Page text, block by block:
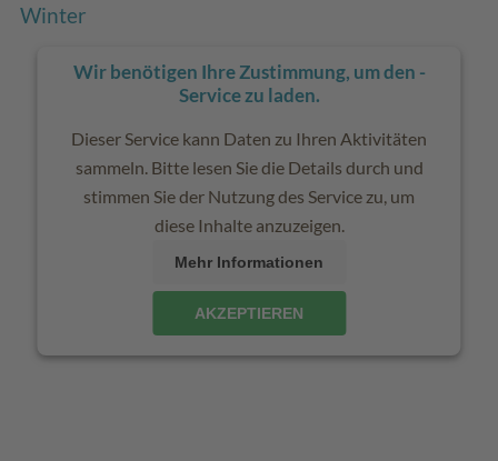
Winter
Wir benötigen Ihre Zustimmung, um den -
Service zu laden.
Dieser Service kann Daten zu Ihren Aktivitäten
sammeln. Bitte lesen Sie die Details durch und
stimmen Sie der Nutzung des Service zu, um
diese Inhalte anzuzeigen.
Mehr Informationen
AKZEPTIEREN